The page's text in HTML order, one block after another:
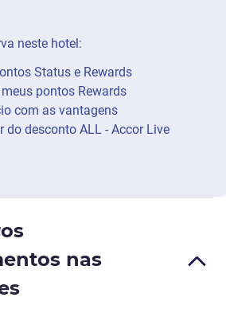
neste hotel:
Status e Rewards
pontos Rewards
com as vantagens
do desconto ALL - Accor Live
nas